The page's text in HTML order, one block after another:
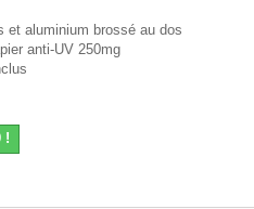
et aluminium brossé au dos
anti-UV 250mg
!